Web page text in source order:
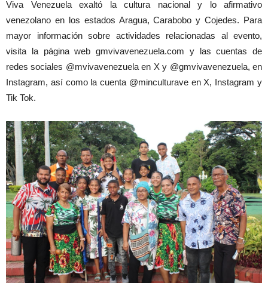
Viva Venezuela exaltó la cultura nacional y lo afirmativo
venezolano en los estados Aragua, Carabobo y Cojedes. Para
mayor información sobre actividades relacionadas al evento,
visita la página web gmvivavenezuela.com y las cuentas de
redes sociales @mvivavenezuela en X y @gmvivavenezuela, en
Instagram, así como la cuenta @minculturave en X, Instagram y
Tik Tok.